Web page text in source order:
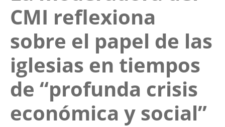
CMI reflexiona
sobre el papel de las
iglesias en tiempos
de “profunda crisis
económica y social”